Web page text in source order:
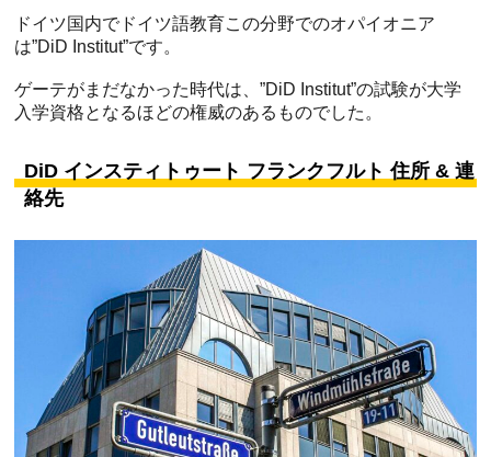
ドイツ国内でドイツ語教育この分野でのオパイオニア
は”DiD Institut”です。
ゲーテがまだなかった時代は、”DiD Institut”の試験が大学
入学資格となるほどの権威のあるものでした。
DiD インスティトゥート フランクフルト 住所 & 連
絡先